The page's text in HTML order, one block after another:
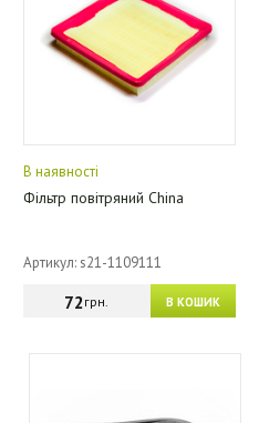
В наявності
Фільтр повітряний China
Артикул: s21-1109111
В КОШИК
72грн.